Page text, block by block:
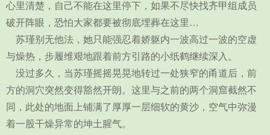
心里清楚，自己不能在这里停下，如果不尽快找齐甲组成员
破开阵眼，恐怕大家都要被彻底埋葬在这里…
苏瑾别无他法，她只能强忍着娇躯内一波高过一波的空虚
与燥热，步履维艰地跟着前方引路的小纸鹤继续深入。
没过多久，当苏瑾摇摇晃晃地转过一处狭窄的甬道后，前
方的洞穴突然变得豁然开朗。这里与之前的两个洞窟截然不
同，此处的地面上铺满了厚厚一层细软的黄沙，空气中弥漫
着一股干燥异常的坤土腥气。